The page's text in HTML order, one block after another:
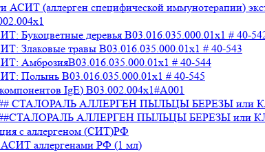
АСИТ (аллерген специфической иммунотерапии)
Букоцветные деревья B03.016.035.000.01x1 # 40-
Злаковые травы B03.016.035.000.01x1 # 40-543
АмброзияB03.016.035.000.01x1 # 40-544
Полынь B03.016.035.000.01x1 # 40-545
IgE) В03.002.004x1#А001
СТАЛОРАЛЬ АЛЛЕРГЕН ПЫЛЬЦЫ БЕРЕЗЫ
АЛЛЕРГЕН ПЫЛЬЦЫ БЕРЕЗЫ или
с аллергеном (СИТ)РФ
аллергенами РФ (1 мл)